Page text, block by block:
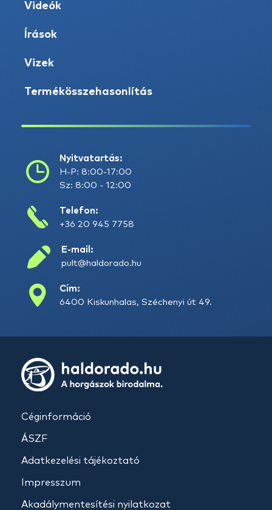
Videók
Írások
Vizek
Termékösszehasonlítás
Nyitvatartás:
H-P: 8:00-17:00
Sz: 8:00 - 12:00
Telefon:
+36 20 945 7758
E-mail:
pult@haldorado.hu
Cím:
6400 Kiskunhalas, Széchenyi út 49.
Céginformáció
ÁSZF
Adatkezelési tájékoztató
Impresszum
Akadálymentesítési nyilatkozat